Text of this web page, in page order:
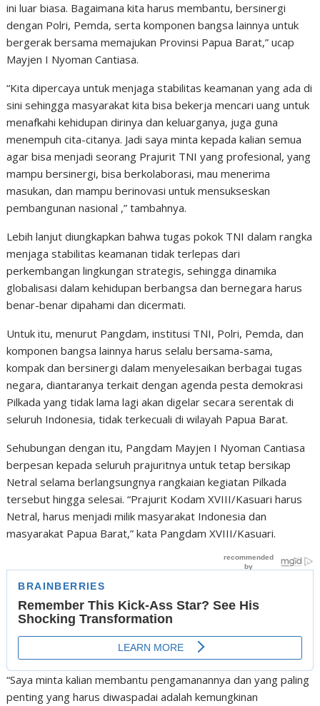
ini luar biasa. Bagaimana kita harus membantu, bersinergi
dengan Polri, Pemda, serta komponen bangsa lainnya untuk
bergerak bersama memajukan Provinsi Papua Barat,” ucap
Mayjen I Nyoman Cantiasa.
“Kita dipercaya untuk menjaga stabilitas keamanan yang ada di
sini sehingga masyarakat kita bisa bekerja mencari uang untuk
menafkahi kehidupan dirinya dan keluarganya, juga guna
menempuh cita-citanya. Jadi saya minta kepada kalian semua
agar bisa menjadi seorang Prajurit TNI yang profesional, yang
mampu bersinergi, bisa berkolaborasi, mau menerima
masukan, dan mampu berinovasi untuk mensukseskan
pembangunan nasional ,” tambahnya.
Lebih lanjut diungkapkan bahwa tugas pokok TNI dalam rangka
menjaga stabilitas keamanan tidak terlepas dari
perkembangan lingkungan strategis, sehingga dinamika
globalisasi dalam kehidupan berbangsa dan bernegara harus
benar-benar dipahami dan dicermati.
Untuk itu, menurut Pangdam, institusi TNI, Polri, Pemda, dan
komponen bangsa lainnya harus selalu bersama-sama,
kompak dan bersinergi dalam menyelesaikan berbagai tugas
negara, diantaranya terkait dengan agenda pesta demokrasi
Pilkada yang tidak lama lagi akan digelar secara serentak di
seluruh Indonesia, tidak terkecuali di wilayah Papua Barat.
Sehubungan dengan itu, Pangdam Mayjen I Nyoman Cantiasa
berpesan kepada seluruh prajuritnya untuk tetap bersikap
Netral selama berlangsungnya rangkaian kegiatan Pilkada
tersebut hingga selesai. “Prajurit Kodam XVIII/Kasuari harus
Netral, harus menjadi milik masyarakat Indonesia dan
masyarakat Papua Barat,” kata Pangdam XVIII/Kasuari.
“Saya minta kalian membantu pengamanannya dan yang paling
penting yang harus diwaspadai adalah kemungkinan